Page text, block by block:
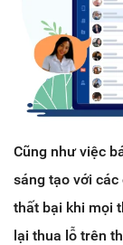
Cũng như việc
sáng tạo với
thất bại khi mọi
lại thua lỗ trên